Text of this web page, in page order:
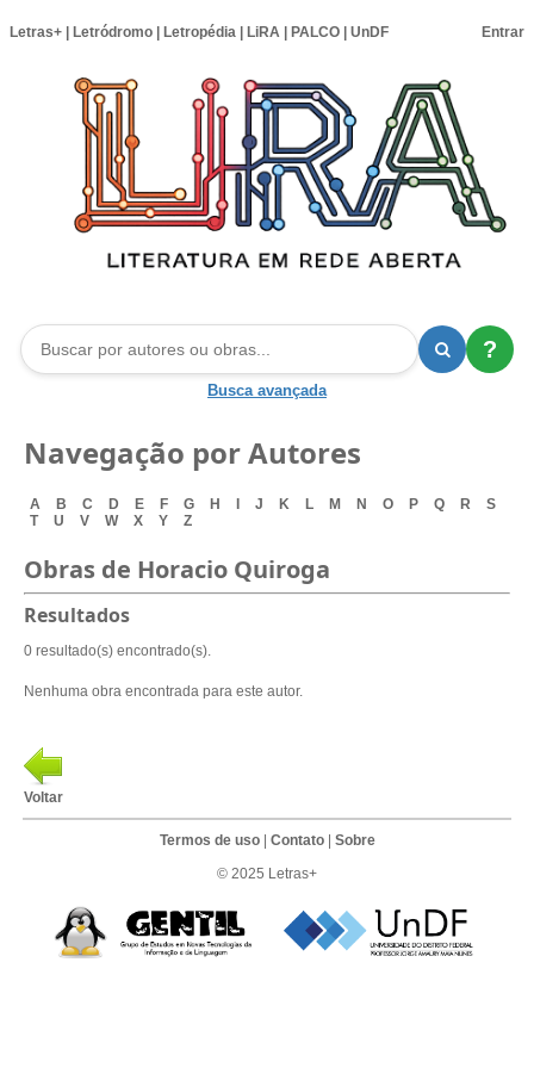
Letras+ Letródromo Letropédia LiRA PALCO UnDF Entrar
?
Busca avançada
Navegação por Autores
A B C D E F G H J K L M N O P Q R
S
T
U V W X Y Z
Obras de Horacio Quiroga
Resultados
0 resultado(s) encontrado(s).
Nenhuma obra encontrada para este autor.
Voltar
Termos de uso| Contato| Sobre
© 2025 Letras+